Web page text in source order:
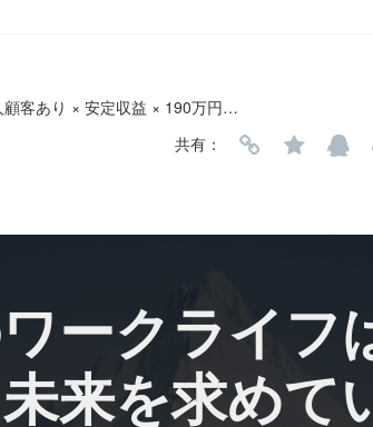
【恵比寿｜フェイシャル特化型サロン譲渡 × 芸能人顧客あり × 安定収益 × 190万円で承継可能】
共有：
ークライフ
未来を求めて